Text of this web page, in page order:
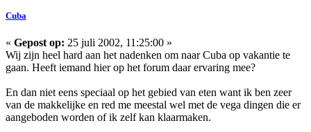
Cuba
« Gepost op: 25 juli 2002, 11:25:00 »
Wij zijn heel hard aan het nadenken om naar Cuba op vakantie te
gaan. Heeft iemand hier op het forum daar ervaring mee?
En dan niet eens speciaal op het gebied van eten want ik ben zeer
van de makkelijke en red me meestal wel met de vega dingen die er
aangeboden worden of ik zelf kan klaarmaken.